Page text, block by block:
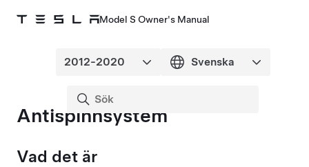
Model S Owner's Manual
Antispinnsystem
Vad det är